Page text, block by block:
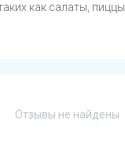
как салаты,
Отзывы не найдены